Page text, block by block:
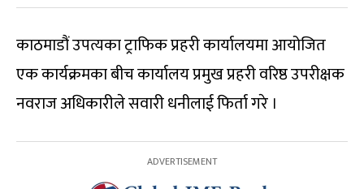
काठमाडौं उपत्यका ट्राफिक प्रहरी कार्यालयमा आयोजित
एक कार्यक्रमका बीच कार्यालय प्रमुख प्रहरी वरिष्ठ उपरीक्षक
नवराज अधिकारीले सवारी धनीलाई फिर्ता गरे ।